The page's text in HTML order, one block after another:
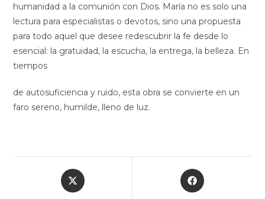
humanidad a la comunión con Dios. María no es solo una
lectura para especialistas o devotos, sino una propuesta
para todo aquel que desee redescubrir la fe desde lo
esencial: la gratuidad, la escucha, la entrega, la belleza. En
tiempos
de autosuficiencia y ruido, esta obra se convierte en un
faro sereno, humilde, lleno de luz.